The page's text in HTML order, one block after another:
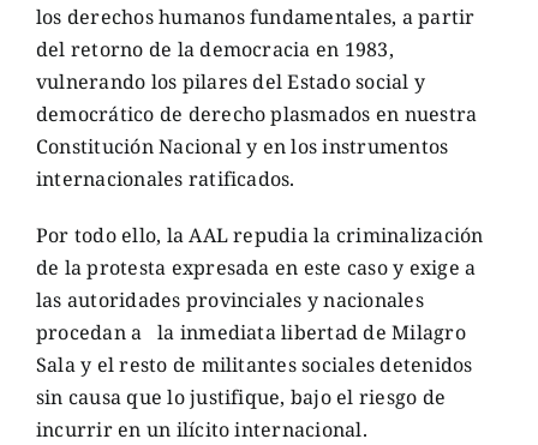
los derechos humanos fundamentales, a partir
del retorno de la democracia en 1983,
vulnerando los pilares del Estado social y
democrático de derecho plasmados en nuestra
Constitución Nacional y en los instrumentos
internacionales ratificados.
Por todo ello, la AAL repudia la criminalización
de la protesta expresada en este caso y exige a
las autoridades provinciales y nacionales
procedan a la inmediata libertad de Milagro
Sala y el resto de militantes sociales detenidos
sin causa que lo justifique, bajo el riesgo de
incurrir en un ilícito internacional.